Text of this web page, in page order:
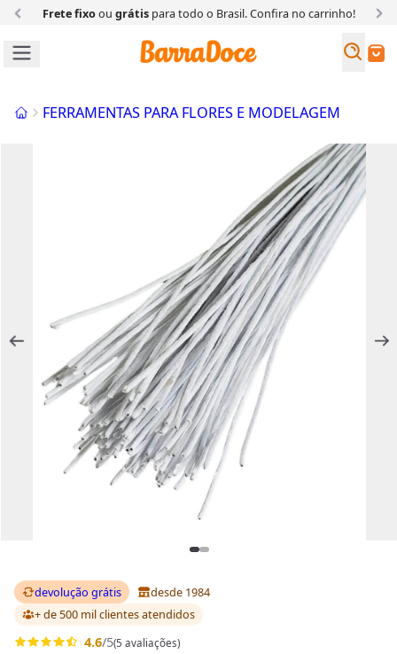
Frete fixoou grátispara todo o Brasil. Confira no carrinho!
Buscar
InícioFERRAMENTAS PARA FLORES E MODELAGEM
devolução grátis
desde 1984
+ de 500 mil clientesatendidos
4.6/5(5 avaliações)